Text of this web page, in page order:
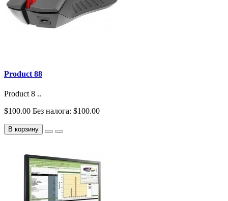
Product 88
Product 8 ..
$100.00 Без налога: $100.00
В корзину